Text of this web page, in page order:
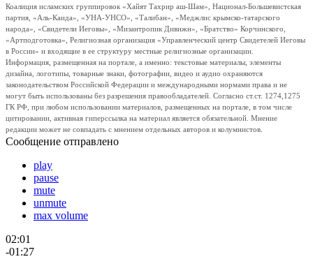
Коалиция исламских группировок «Хайят Тахрир аш-Шам», Национал-Большевистская
партия, «Аль-Каида», «УНА-УНСО», «Талибан», «Меджлис крымско-татарского
народа», «Свидетели Иеговы», «Мизантропик Дивижн», «Братство» Корчинского,
«Артподготовка», Религиозная организация «Управленческий центр Свидетелей Иеговы
в России» и входящие в ее структуру местные религиозные организации.
Информация, размещенная на портале, а именно: текстовые материалы, элементы
дизайна, логотипы, товарные знаки, фотографии, видео и аудио охраняются
законодательством Российской Федерации и международными нормами права и не
могут быть использованы без разрешения правообладателей. Согласно ст.ст. 1274,1275
ГК РФ, при любом использовании материалов, размещенных на портале, в том числе
цитировании, активная гиперссылка на материал является обязательной. Мнение
редакции может не совпадать с мнением отдельных авторов и колумнистов.
Сообщение отправлено
play
pause
mute
unmute
max volume
02:01
-01:27